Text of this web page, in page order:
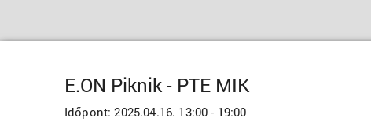
E.ON Piknik - PTE MIK
Időpont:2025.04.16. 13:00 - 19:00